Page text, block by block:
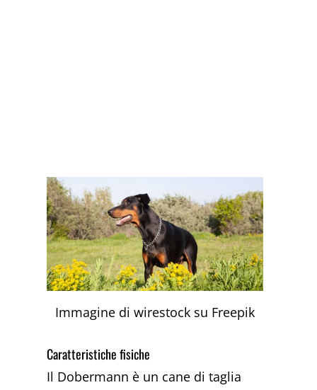
Immagine di wirestock su Freepik
Caratteristiche fisiche
Il Dobermann è un cane di taglia